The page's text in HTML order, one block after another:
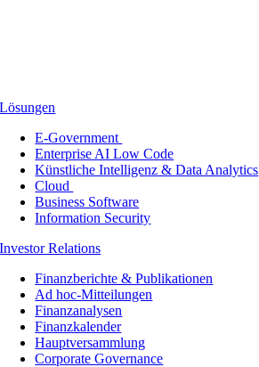
Lösungen
E-Government
Enterprise AI Low Code
Künstliche Intelligenz & Data Analytics
Cloud
Business Software
Information Security
Investor Relations
Finanzberichte & Publikationen
Ad hoc-Mitteilungen
Finanzanalysen
Finanzkalender
Hauptversammlung
Corporate Governance